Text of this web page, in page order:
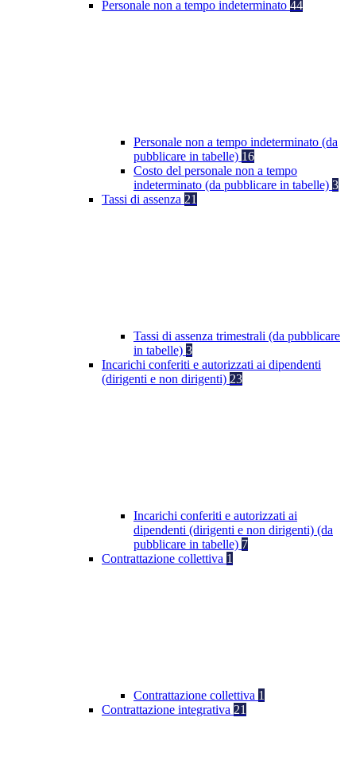
Personale non a tempo indeterminato 44
Personale non a tempo indeterminato (da
pubblicare in tabelle) 16
Costo del personale non a tempo
indeterminato (da pubblicare in tabelle) 3
Tassi di assenza 21
Tassi di assenza trimestrali (da pubblicare
in tabelle) 3
Incarichi conferiti e autorizzati ai dipendenti
(dirigenti e non dirigenti) 23
Incarichi conferiti e autorizzati ai
dipendenti (dirigenti e non dirigenti) (da
pubblicare in tabelle) 7
Contrattazione collettiva 1
Contrattazione collettiva 1
Contrattazione integrativa 21